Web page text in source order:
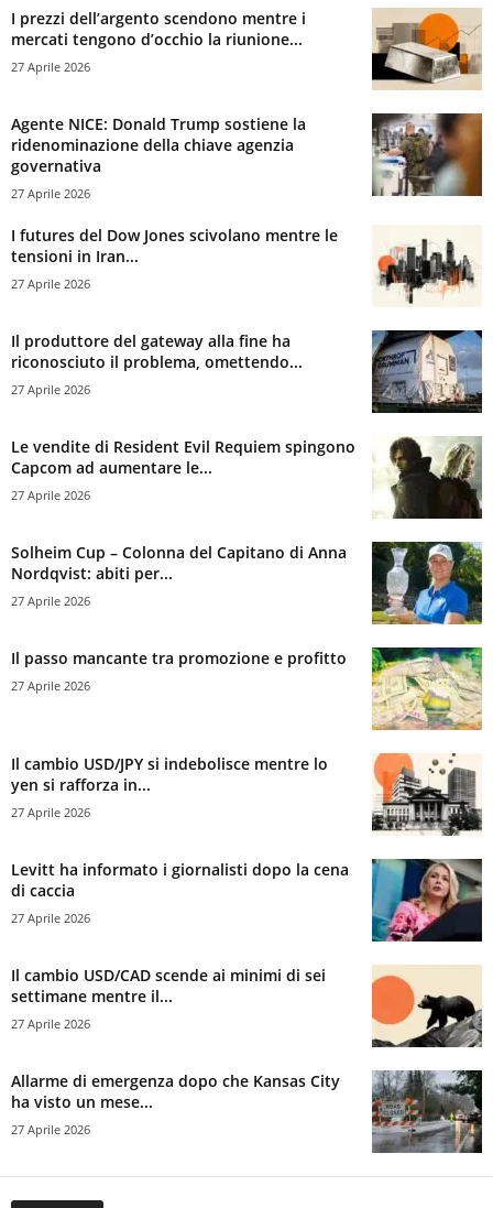
I prezzi dell’argento scendono mentre i
mercati tengono d’occhio la riunione...
27 Aprile 2026
Agente NICE: Donald Trump sostiene la
ridenominazione della chiave agenzia
governativa
27 Aprile 2026
I futures del Dow Jones scivolano mentre le
tensioni in Iran...
27 Aprile 2026
Il produttore del gateway alla fine ha
riconosciuto il problema, omettendo...
27 Aprile 2026
Le vendite di Resident Evil Requiem spingono
Capcom ad aumentare le...
27 Aprile 2026
Solheim Cup – Colonna del Capitano di Anna
Nordqvist: abiti per...
27 Aprile 2026
Il passo mancante tra promozione e profitto
27 Aprile 2026
Il cambio USD/JPY si indebolisce mentre lo
yen si rafforza in...
27 Aprile 2026
Levitt ha informato i giornalisti dopo la cena
di caccia
27 Aprile 2026
Il cambio USD/CAD scende ai minimi di sei
settimane mentre il...
27 Aprile 2026
Allarme di emergenza dopo che Kansas City
ha visto un mese...
27 Aprile 2026